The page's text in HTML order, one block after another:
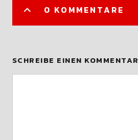
0 KOMMENTARE
SCHREIBE EINEN KOMMENTAR